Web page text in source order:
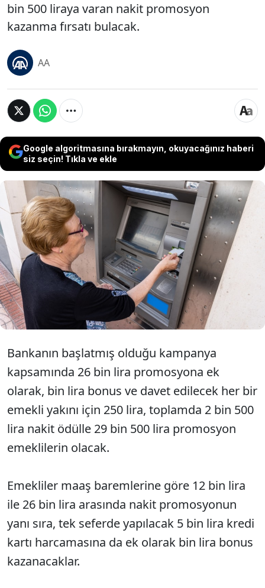
bin 500 liraya varan nakit promosyon
kazanma fırsatı bulacak.
AA
Google algoritmasına bırakmayın, okuyacağınız haberi
siz seçin! Tıkla ve ekle
Türkiye Finans, 31 Ekim'e kadar geçerli olan
yeni emekli maaşı promosyon kampanyasını
duyurdu. Bankadan yapılan açıklamaya göre,
maaşını Türkiye Finans'a taşıyan emekliler 29
bin 500 liraya varan nakit promosyon kazanma
fırsatı bulacak.
Bankanın başlatmış olduğu kampanya
kapsamında 26 bin lira promosyona ek
olarak, bin lira bonus ve davet edilecek her bir
emekli yakını için 250 lira, toplamda 2 bin 500
lira nakit ödülle 29 bin 500 lira promosyon
emeklilerin olacak.
Emekliler maaş baremlerine göre 12 bin lira
ile 26 bin lira arasında nakit promosyonun
yanı sıra, tek seferde yapılacak 5 bin lira kredi
kartı harcamasına da ek olarak bin lira bonus
kazanacaklar.